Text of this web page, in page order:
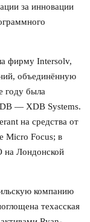
за инновации
фирму Intersolv,
объединённую
году была
— XDB Systems.
на средства от
Micro Focus; в
на Лондонской
компанию
техасская